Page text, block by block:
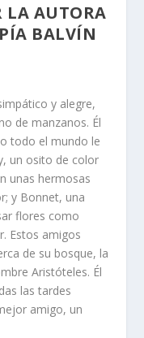
LA AUTORA
BALVÍN
y alegre,
de manzanos. Él
todo el mundo le
un osito de color
unas hermosas
y Bonnet, una
flores como
Estos amigos
de su bosque, la
Aristóteles. Él
las tardes
amigo, un